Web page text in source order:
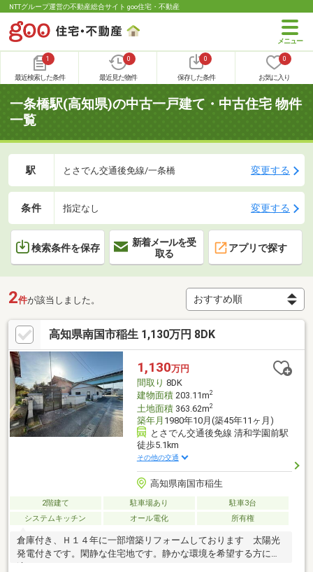
NTTグループ運営の不動産総合サイト goo住宅・不動産
1
最近検索した条件
0
最近見た物件
0
保存した条件
0
お気に入り
一条橋駅(高知県)の中古一戸建て・中古住宅 物件
一覧
駅 とさでん交通後免線/一条橋 変更する
条件 指定なし 変更する
検索条件を保存
新着メールを受
取る
アプリで探す
2件が該当しました。
高知県南国市稲生 1,130万円 8DK
1,130万円
間取り 8DK
建物面積203.11m2
土地面積363.62m2
築年月 1980年10月(築45年11ヶ月)
とさでん交通後免線 清和学園前駅
徒歩5.1km
その他の交通
高知県南国市稲生
2階建て 駐車場あり
駐車3台
システムキッチン
オール電化 所有権
倉庫付き、Ｈ１４年に一部増築リフォームしております 太陽光
発電付きです。閑静な住宅地です。静かな環境を希望する方に最